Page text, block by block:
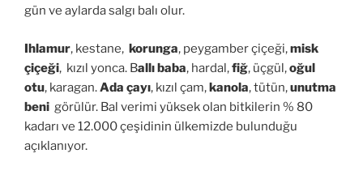
gün ve aylarda salgı balı olur.
Ihlamur, kestane, korunga, peygamber çiçeği,misk
çiçeği, kızıl yonca. Ballı baba, hardal,fiğ, üçgül,oğul
otu, karagan.Ada çayı, kızıl çam,kanola, tütün,unutma
beni görülür. Bal verimi yüksek olan bitkilerin % 80
kadarı ve 12.000 çeşidinin ülkemizde bulunduğu
açıklanıyor.